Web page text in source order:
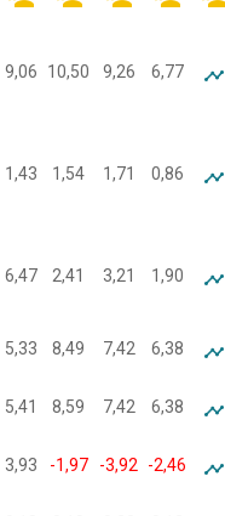
9,06 10,50 9,26 6,77
1,43 1,54 1,71 0,86
6,47 2,41 3,21 1,90
5,33 8,49 7,42 6,38
5,41 8,59 7,42 6,38
3,93 -1,97 -3,92 -2,46